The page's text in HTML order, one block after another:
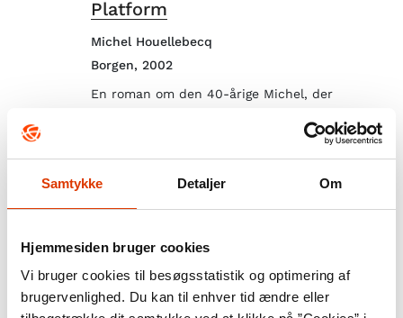
Samtykke Detaljer Om
Hjemmesiden bruger cookies
Vi bruger cookies til besøgsstatistik og optimering af
brugervenlighed. Du kan til enhver tid ændre eller
Platform
Michel Houellebecq
Borgen, 2002
En roman om den 40-årige Michel, der
opretter et rejseselskab med sexturisme som
Paradis - kærlighed
Ulrich Seidl